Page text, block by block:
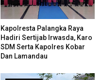
Kapolresta Palangka Raya
Hadiri Sertijab Irwasda, Karo
SDM Serta Kapolres Kobar
Dan Lamandau